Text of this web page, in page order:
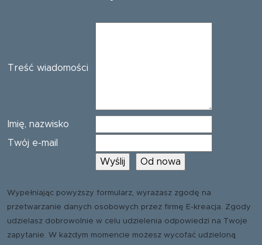
Treść wiadomości
Imię, nazwisko
Twój e-mail
Wypełniając powyższy formularz, wyrażasz zgodę na
przetwarzanie danych osobowych przez firmę E-kreacja. Zgody
udzielasz dobrowolnie w celu udzielenia odpowiedzi na Twoje
zapytanie. W każdym momencie możesz wycofać udzieloną